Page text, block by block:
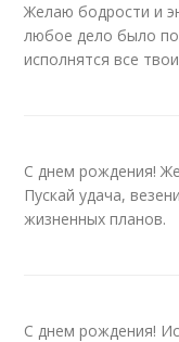
Желаю бодрости и
любое дело было по
исполнятся все
С днем рождения!
Пускай удача,
жизненных планов.
С днем рождения!